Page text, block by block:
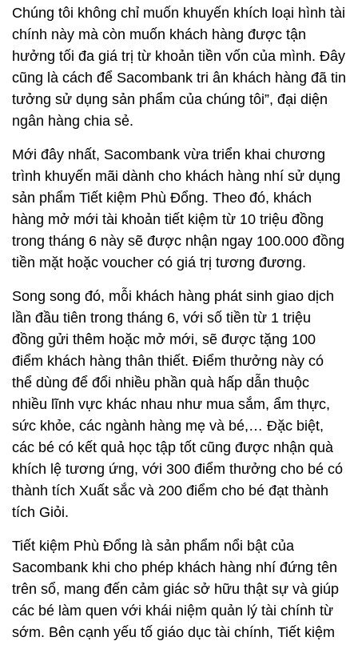
Chúng tôi không chỉ muốn khuyến khích loại hình tài
chính này mà còn muốn khách hàng được tận
hưởng tối đa giá trị từ khoản tiền vốn của mình. Đây
cũng là cách để Sacombank tri ân khách hàng đã tin
tưởng sử dụng sản phẩm của chúng tôi”, đại diện
ngân hàng chia sẻ.
Mới đây nhất, Sacombank vừa triển khai chương
trình khuyến mãi dành cho khách hàng nhí sử dụng
sản phẩm Tiết kiệm Phù Đổng. Theo đó, khách
hàng mở mới tài khoản tiết kiệm từ 10 triệu đồng
trong tháng 6 này sẽ được nhận ngay 100.000 đồng
tiền mặt hoặc voucher có giá trị tương đương.
Song song đó, mỗi khách hàng phát sinh giao dịch
lần đầu tiên trong tháng 6, với số tiền từ 1 triệu
đồng gửi thêm hoặc mở mới, sẽ được tặng 100
điểm khách hàng thân thiết. Điểm thưởng này có
thể dùng để đổi nhiều phần quà hấp dẫn thuộc
nhiều lĩnh vực khác nhau như mua sắm, ẩm thực,
sức khỏe, các ngành hàng mẹ và bé,… Đặc biệt,
các bé có kết quả học tập tốt cũng được nhận quà
khích lệ tương ứng, với 300 điểm thưởng cho bé có
thành tích Xuất sắc và 200 điểm cho bé đạt thành
tích Giỏi.
Tiết kiệm Phù Đổng là sản phẩm nổi bật của
Sacombank khi cho phép khách hàng nhí đứng tên
trên sổ, mang đến cảm giác sở hữu thật sự và giúp
các bé làm quen với khái niệm quản lý tài chính từ
sớm. Bên cạnh yếu tố giáo dục tài chính, Tiết kiệm